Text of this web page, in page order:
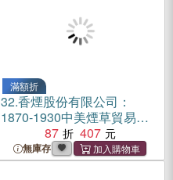
滿額折
32.香煙股份有限公司：
1870-1930中美煙草貿易研
究（簡體書）
87 407
無庫存